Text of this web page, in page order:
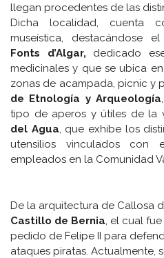
llegan procedentes de las
Dicha localidad, cuenta
museística, destacándose el
Fonts d’Algar, dedicado
medicinales y que se ubica
zonas de acampada, picnic y
de Etnología y Arqueología
tipo de aperos y útiles de la
del Agua, que exhibe los
utensilios vinculados
empleados en la Comunidad
De la arquitectura de Callosa
Castillo de Bernia , el cual
pedido de Felipe II para
ataques piratas. Actualmente,